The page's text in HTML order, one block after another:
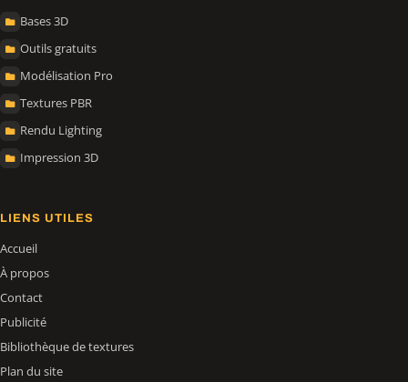
Bases 3D
Outils gratuits
Modélisation Pro
Textures PBR
Rendu Lighting
Impression 3D
LIENS UTILES
Accueil
À propos
Contact
Publicité
Bibliothèque de textures
Plan du site